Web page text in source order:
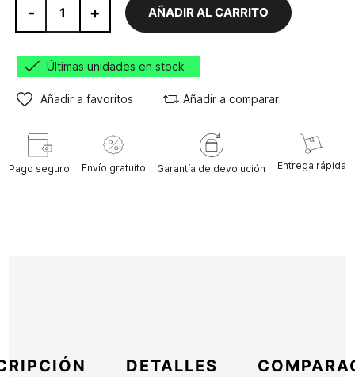
- + AÑADIR AL CARRITO
Últimas unidades en stock
Añadir a favoritos Añadir a comparar
Pago seguro Envío gratuito Garantía de devolución Entrega rápida
DETALLES